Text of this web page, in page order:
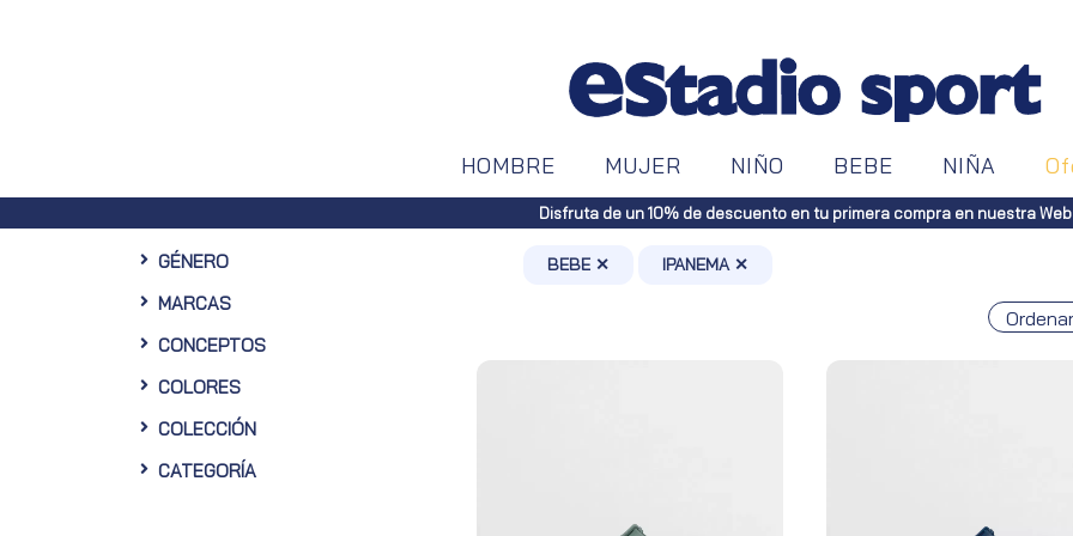
HOMBRE MUJER NIÑO BEBE NIÑA
GÉNERO
MARCAS
CONCEPTOS
COLORES
COLECCIÓN
CATEGORÍA
BEBE ✕ IPANEMA ✕